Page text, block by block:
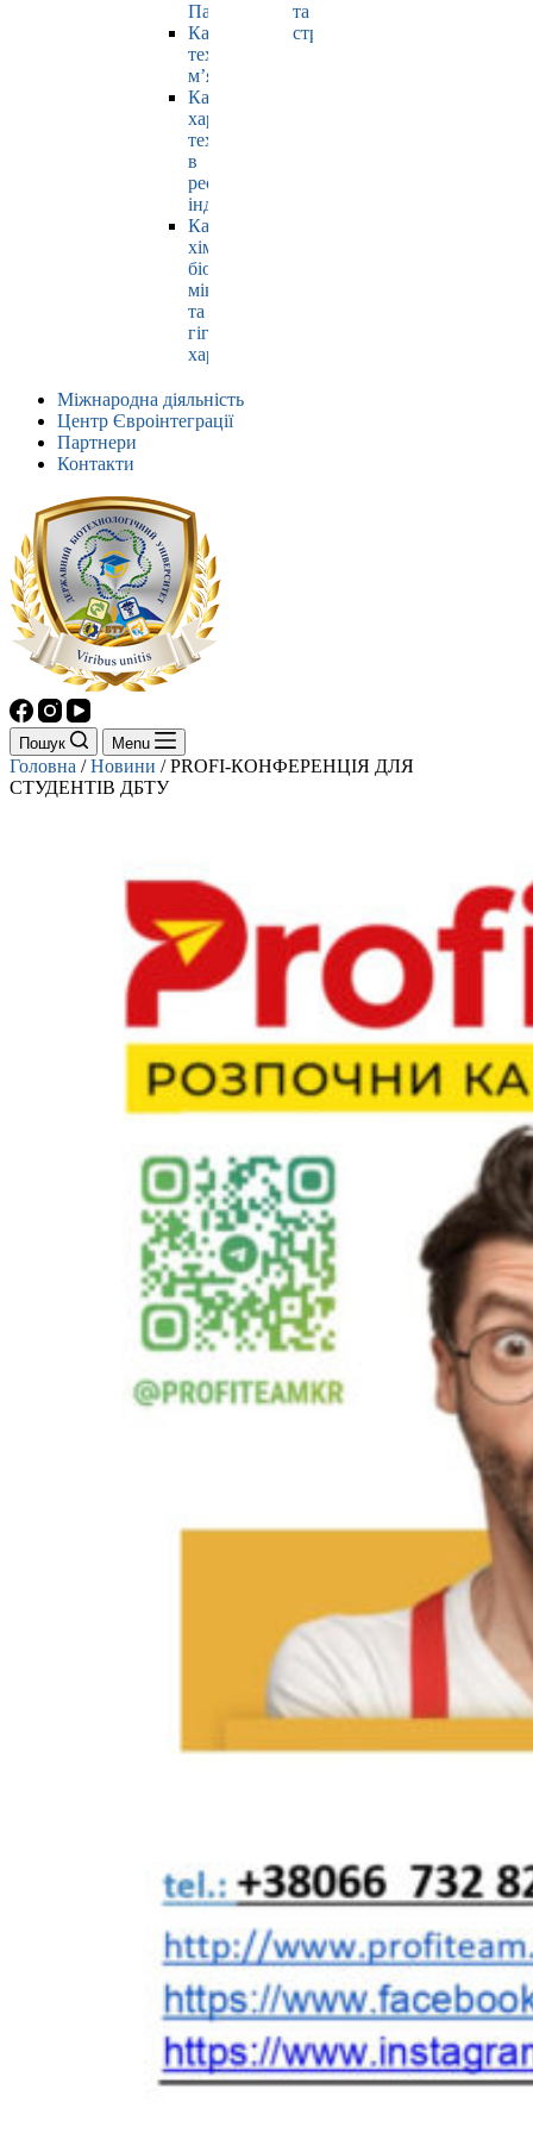
Павлюк
Кафедра
технології
м’яса
Кафедра
харчових
технологій
в
ресторанній
індустрії
Кафедра
хімії,
біохімії,
мікробіології
та
гігієни
харчування
та
страхування
Міжнародна діяльність
Центр Євроінтеграції
Партнери
Контакти
Пошук Menu
Головна /Новини /PROFI-КОНФЕРЕНЦІЯ ДЛЯ
СТУДЕНТІВ ДБТУ